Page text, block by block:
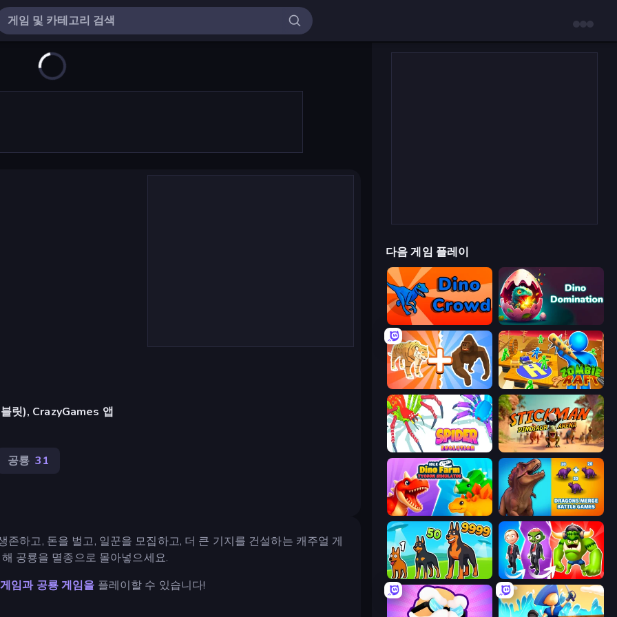
릿), CrazyGames 앱
공룡 31
하고, 돈을 벌고, 일꾼을 모집하고, 더 큰 기지를 건설하는 캐주얼 게
공룡을 멸종으로 몰아넣으세요.
임과 공룡 게임을 플레이할 수 있습니다!
다음 게임 플레이
Dino Crowd Dino Domination
Animal DNA Run Zombie Raft
Spider Evolution: Runner Game Stickman: Dinosaur Arena
Idle Dino Farm Tycoon Simulator 3D Dragons Merge: Battle Games
Dogs vs Aliens Infection Town of Zombies